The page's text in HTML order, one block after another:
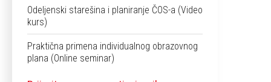
Odeljenski starešina i planiranje ČOS-a (Video
kurs)
Praktična primena individualnog obrazovnog
plana (Online seminar)